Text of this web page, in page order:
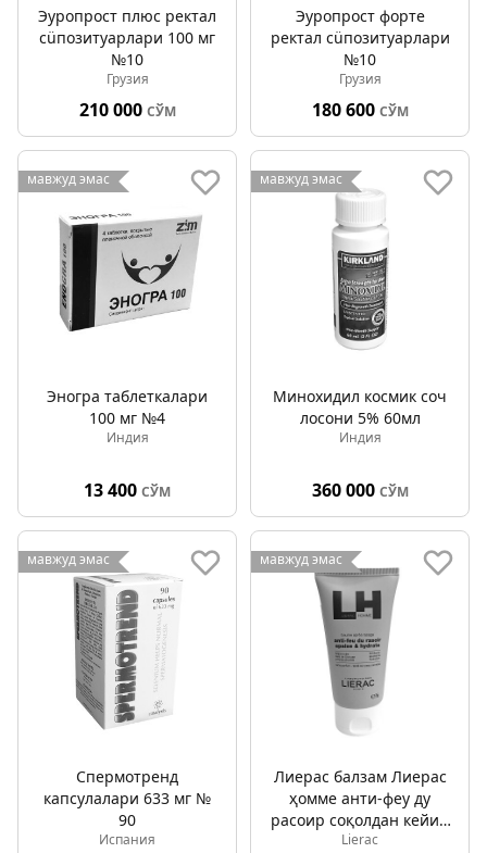
Эуропрост плюс ректал
сüпозитуарлари 100 мг
№10
Грузия
210 000 СЎМ
Эуропрост форте
ректал сüпозитуарлари
№10
Грузия
180 600 СЎМ
мавжуд эмас
Эногра таблеткалари
100 мг №4
Индия
13 400 СЎМ
мавжуд эмас
Минохидил космик соч
лосони 5% 60мл
Индия
360 000 СЎМ
мавжуд эмас
Спермотренд
капсулалари 633 мг №
90
Испания
мавжуд эмас
Лиераc балзам Лиераc
ҳомме анти-феу ду
расоир соқолдан кейин
75мл
Lierac